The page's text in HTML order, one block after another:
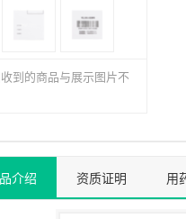
到的商品与展示图片不
介绍 资质证明 用